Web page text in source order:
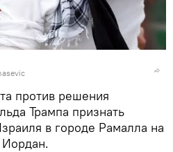
против решения
Трампа признать
в городе Рамалла на